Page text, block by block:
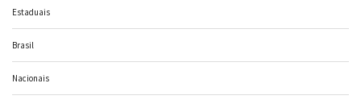
Estaduais
Brasil
Nacionais